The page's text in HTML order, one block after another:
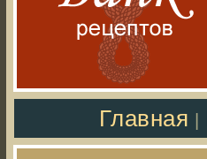
Главная